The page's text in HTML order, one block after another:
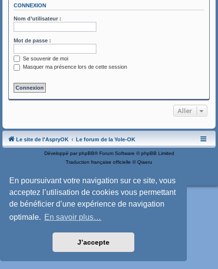
En poursuivant votre navigation sur ce site, vous
acceptez l’utilisation de cookies vous permettant
de bénéficier d’une expérience de navigation
optimale. En savoir plus…
J’accepte
CONNEXION
Nom d’utilisateur :
Mot de passe :
Se souvenir de moi
Masquer ma présence lors de cette session
Aller
Le site de l'AspryOK Le forum de la Yole-OK
Développé par phpBB® Forum Software © phpBB Limited
Traduction française officielle ©Qiaeru